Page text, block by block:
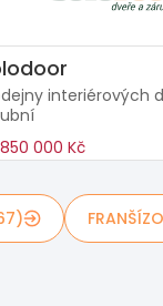
interiérových
850 000 Kč